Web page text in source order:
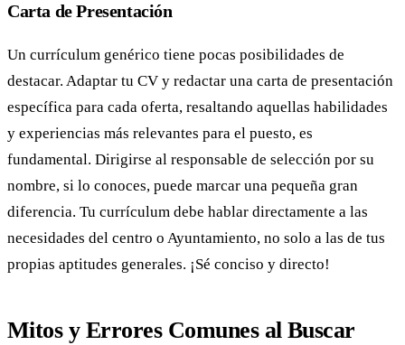
Carta de Presentación
Un currículum genérico tiene pocas posibilidades de
destacar. Adaptar tu CV y redactar una carta de presentación
específica para cada oferta, resaltando aquellas habilidades
y experiencias más relevantes para el puesto, es
fundamental. Dirigirse al responsable de selección por su
nombre, si lo conoces, puede marcar una pequeña gran
diferencia. Tu currículum debe hablar directamente a las
necesidades del centro o Ayuntamiento, no solo a las de tus
propias aptitudes generales. ¡Sé conciso y directo!
Mitos y Errores Comunes al Buscar